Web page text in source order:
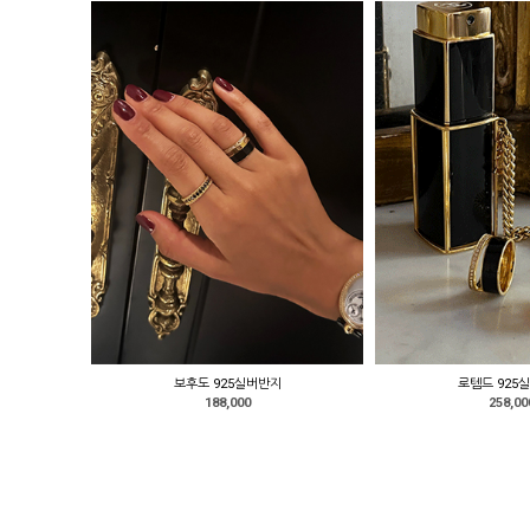
보후도 925실버반지
188,000
로템드 925